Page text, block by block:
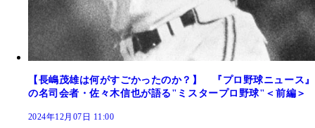
【長嶋茂雄は何がすごかったのか？】 『プロ野球ニュース』
の名司会者・佐々木信也が語る"ミスタープロ野球"＜前編＞
2024年12月07日 11:00